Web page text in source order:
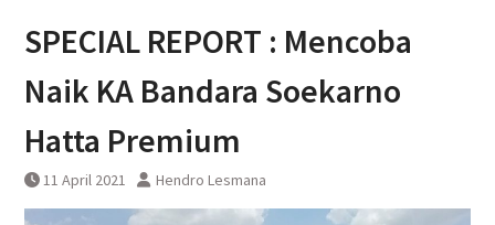
Sementara Rekayasa Perka
Pasca Anjlognya KRL
SPECIAL REPORT : Mencoba
Naik KA Bandara Soekarno
Hatta Premium
11 April 2021 Hendro Lesmana